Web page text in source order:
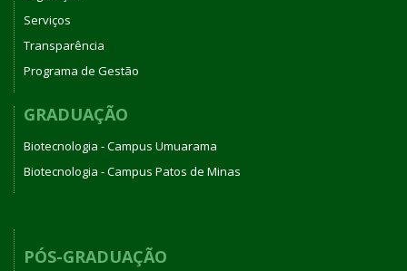
Serviços
Transparência
Programa de Gestão
GRADUAÇÃO
Biotecnologia - Campus Umuarama
Biotecnologia - Campus Patos de Minas
PÓS-GRADUAÇÃO